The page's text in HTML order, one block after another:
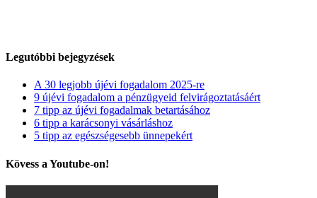
Legutóbbi bejegyzések
A 30 legjobb újévi fogadalom 2025-re
9 újévi fogadalom a pénzügyeid felvirágoztatásáért
7 tipp az újévi fogadalmak betartásához
6 tipp a karácsonyi vásárláshoz
5 tipp az egészségesebb ünnepekért
Kövess a Youtube-on!